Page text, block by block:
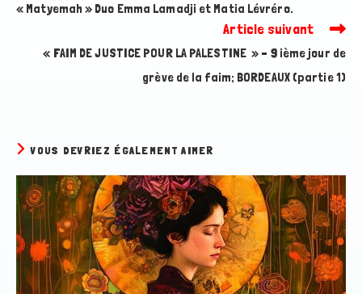
articles
« Matyemah » Duo Emma Lamadji et Matia Lévréro.
Article suivant
« FAIM DE JUSTICE POUR LA PALESTINE » – 9 ième jour de
grève de la faim; BORDEAUX (partie 1)
VOUS DEVRIEZ ÉGALEMENT AIMER